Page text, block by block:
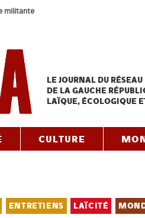
militante
LE JOURNAL DU RÉSEAU
DE LA GAUCHE
LAÏQUE, ÉCOLOGIQUE
CULTURE
ENTRETIENS LAÏCITÉ